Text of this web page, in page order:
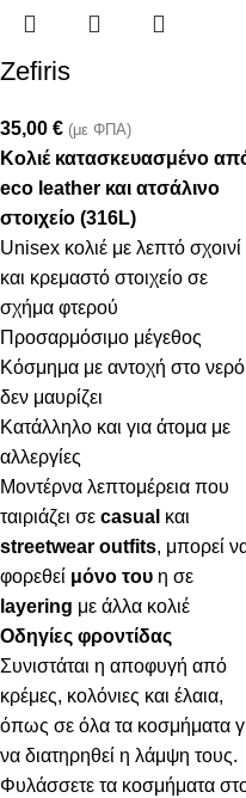
Zefiris
35,00 € (με ΦΠΑ)
Κολιέ κατασκευασμένο
eco leather και ατσάλινο
στοιχείο (316L)
Unisex κολιέ με λεπτό σχοινί
και κρεμαστό στοιχείο σε
σχήμα φτερού
Προσαρμόσιμο μέγεθος
Κόσμημα με αντοχή στο
δεν μαυρίζει
Κατάλληλο και για άτομα με
αλλεργίες
Μοντέρνα λεπτομέρεια που
ταιριάζει σε casual και
streetwear outfits, μπορεί
φορεθεί μόνο του η σε
layering με άλλα κολιέ
Οδηγίες φροντίδας
Συνιστάται η αποφυγή από
κρέμες, κολόνιες και έλαια,
όπως σε όλα τα κοσμήματα
να διατηρηθεί η λάμψη τους.
Φυλάσσετε τα κοσμήματα